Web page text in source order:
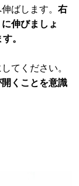
ばします。 右
伸びましょ
。
てください。
くことを意識